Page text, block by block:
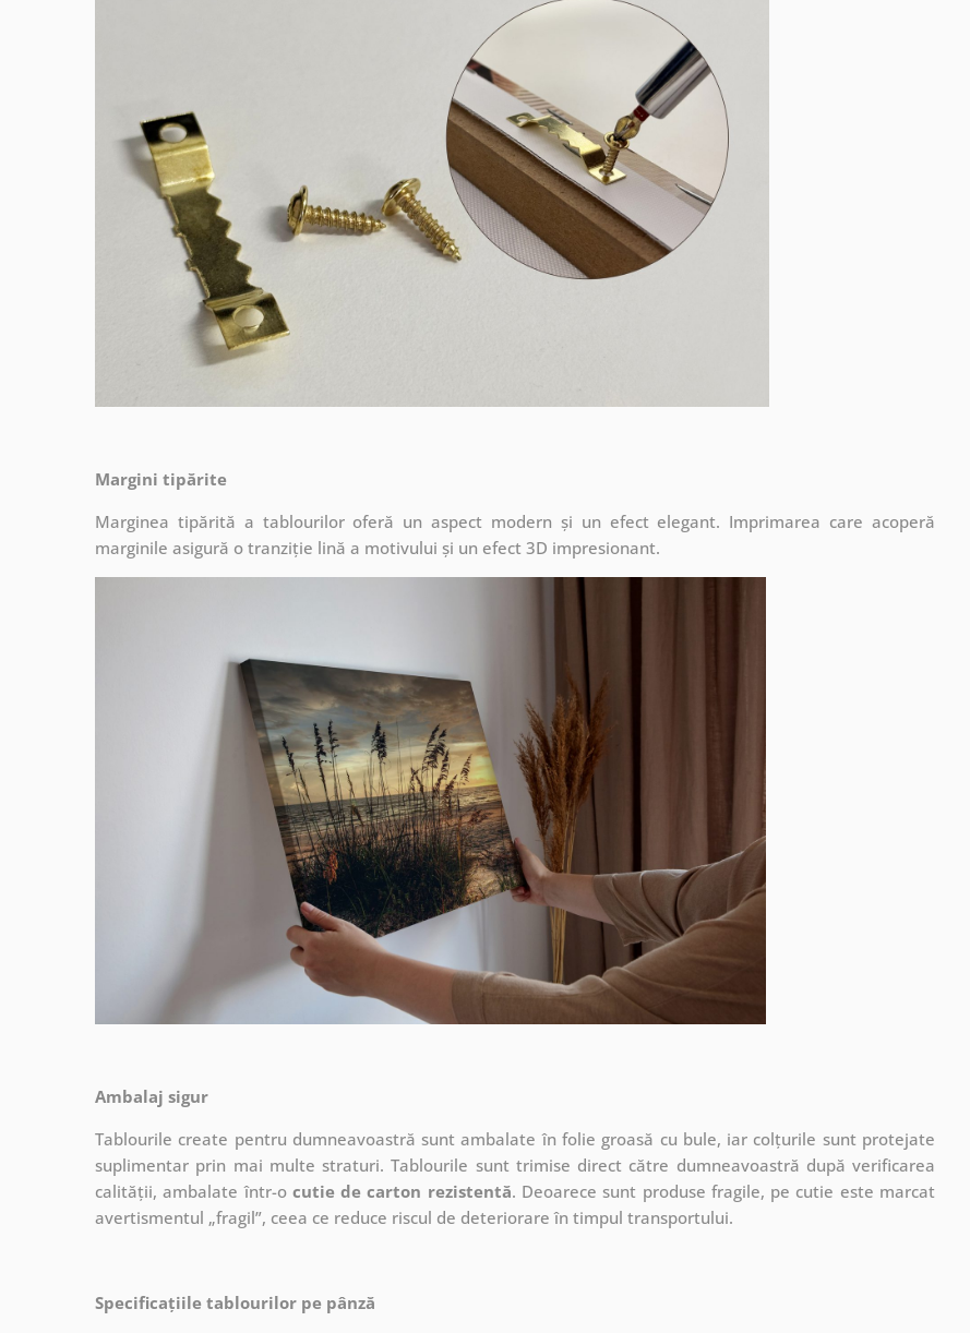
Margini tipărite
Marginea tipărită a tablourilor oferă un aspect modern și un efect elegant. Imprimarea care acoperă
marginile asigură o tranziție lină a motivului și un efect 3D impresionant.
Ambalaj sigur
Tablourile create pentru dumneavoastră sunt ambalate în folie groasă cu bule, iar colțurile sunt protejate
suplimentar prin mai multe straturi.Tablourile sunt trimise direct către dumneavoastră după verificarea
calității, ambalate într-o cutie de carton rezistentă. Deoarece sunt produse fragile, pe cutie este marcat
avertismentul „fragil”, ceea ce reduce riscul de deteriorare în timpul transportului.
Specificațiile tablourilor pe pânză